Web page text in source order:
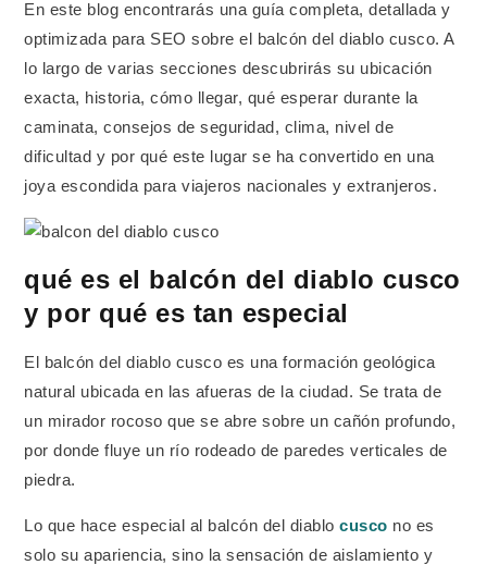
En este blog encontrarás una guía completa, detallada y
optimizada para SEO sobre el balcón del diablo cusco. A
lo largo de varias secciones descubrirás su ubicación
exacta, historia, cómo llegar, qué esperar durante la
caminata, consejos de seguridad, clima, nivel de
dificultad y por qué este lugar se ha convertido en una
joya escondida para viajeros nacionales y extranjeros.
qué es el balcón del diablo cusco
y por qué es tan especial
El balcón del diablo cusco es una formación geológica
natural ubicada en las afueras de la ciudad. Se trata de
un mirador rocoso que se abre sobre un cañón profundo,
por donde fluye un río rodeado de paredes verticales de
piedra.
Lo que hace especial al balcón del diablocusco no es
solo su apariencia, sino la sensación de aislamiento y